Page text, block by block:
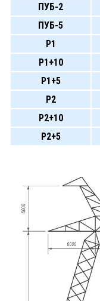
ПУБ-2
ПУБ-5
Р1
Р1+10
Р1+5
Р2
Р2+10
Р2+5